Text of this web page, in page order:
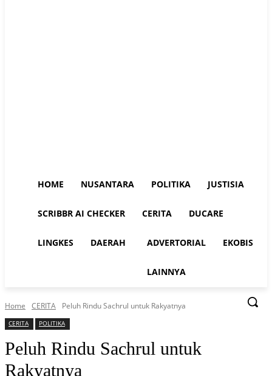
HOME NUSANTARA POLITIKA JUSTISIA
SCRIBBR AI CHECKER CERITA DUCARE
LINGKES DAERAH ADVERTORIAL EKOBIS
LAINNYA
Home CERITA Peluh Rindu Sachrul untuk Rakyatnya
CERITA POLITIKA
Peluh Rindu Sachrul untuk
Rakyatnya